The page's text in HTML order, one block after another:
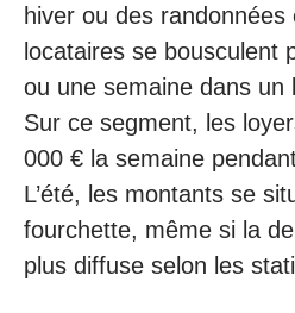
hiver ou des randonnées
locataires se bousculent
ou une semaine dans un
Sur ce segment, les
000 € la semaine
L’été, les montants se
fourchette, même si la
plus diffuse selon les